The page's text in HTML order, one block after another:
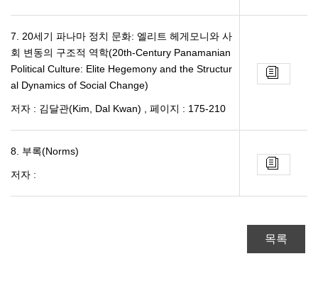
7. 20세기 파나마 정치 문화: 엘리트 헤게모니와 사
회 변동의 구조적 역학(20th-Century Panamanian
Political Culture: Elite Hegemony and the Structur
al Dynamics of Social Change)
저자 : 김달관(Kim, Dal Kwan) 페이지 : 175-210
8. 부록(Norms)
저자 :
목록